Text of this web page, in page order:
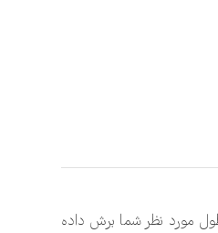
در بازار ندارد، برچسب رنگی شیشه چوبینه دارای عرض 45 سانتیمتر بوده و در طول مورد نظر شما برش داده